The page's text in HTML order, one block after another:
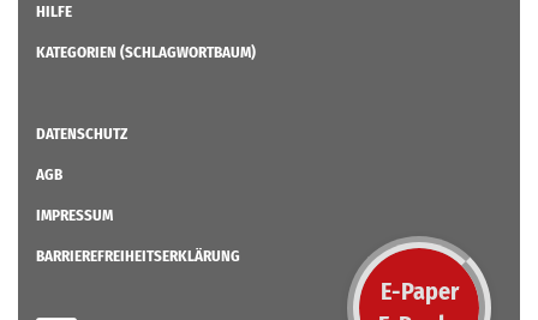
HILFE
KATEGORIEN (SCHLAGWORTBAUM)
DATENSCHUTZ
AGB
IMPRESSUM
BARRIEREFREIHEITSERKLÄRUNG
E-Paper